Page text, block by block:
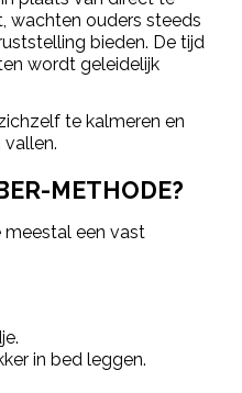
wachten ouders steeds
bieden. De tijd
wordt geleidelijk
te kalmeren en
vallen.
METHODE?
meestal een vast
in bed leggen.